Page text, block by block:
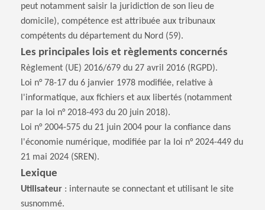
peut notamment saisir la juridiction de son lieu de
domicile), compétence est attribuée aux tribunaux
compétents du département du Nord (59).
Les principales lois et règlements concernés
Règlement (UE) 2016/679 du 27 avril 2016 (RGPD).
Loi n° 78-17 du 6 janvier 1978 modifiée, relative à
l'informatique, aux fichiers et aux libertés (notamment
par la loi n° 2018-493 du 20 juin 2018).
Loi n° 2004-575 du 21 juin 2004 pour la confiance dans
l'économie numérique, modifiée par la loi n° 2024-449 du
21 mai 2024 (SREN).
Lexique
Utilisateur : internaute se connectant et utilisant le site
susnommé.